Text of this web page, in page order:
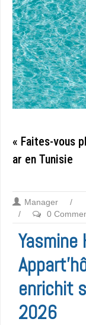
« Faites-vous
ar en Tunisie
Manager /
/
0
Yasmine
enrichit
2026